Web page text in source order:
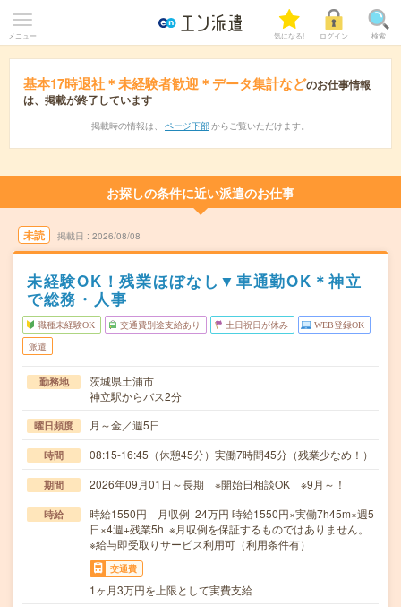
メニュー 気になる! ログイン 検索
基本17時退社＊未経験者歓迎＊データ集計などのお仕事情報
は、掲載が終了しています
掲載時の情報は、 ページ下部 からご覧いただけます。
お探しの条件に近い派遣のお仕事
未読 掲載日 2026/08/08
未経験OK！残業ほぼなし▼車通勤OK＊神立
で総務・人事
職種未経験OK 交通費別途支給あり 土日祝日が休み WEB登録OK
派遣
勤務地
茨城県土浦市
神立駅からバス2分
曜日頻度 月～金／週5日
時間 08:15-16:45（休憩45分）実働7時間45分（残業少なめ！）
期間 2026年09月01日～長期 ※開始日相談OK ※9月～！
時給
時給1550円 月収例 24万円 時給1550円×実働7h45m×週5
日×4週+残業5h ※月収例を保証するものではありません。
※給与即受取りサービス利用可（利用条件有）
交通費
1ヶ月3万円を上限として実費支給